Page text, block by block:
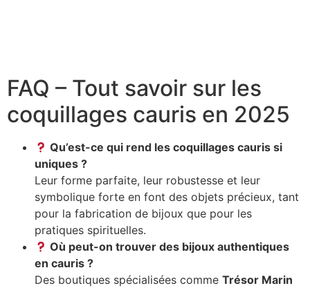
FAQ – Tout savoir sur les
coquillages cauris en 2025
Qu’est-ce qui rend les coquillages cauris si
uniques ?
Leur forme parfaite, leur robustesse et leur
symbolique forte en font des objets précieux, tant
pour la fabrication de bijoux que pour les
pratiques spirituelles.
Où peut-on trouver des bijoux authentiques
en cauris ?
Des boutiques spécialisées comme Trésor Marin